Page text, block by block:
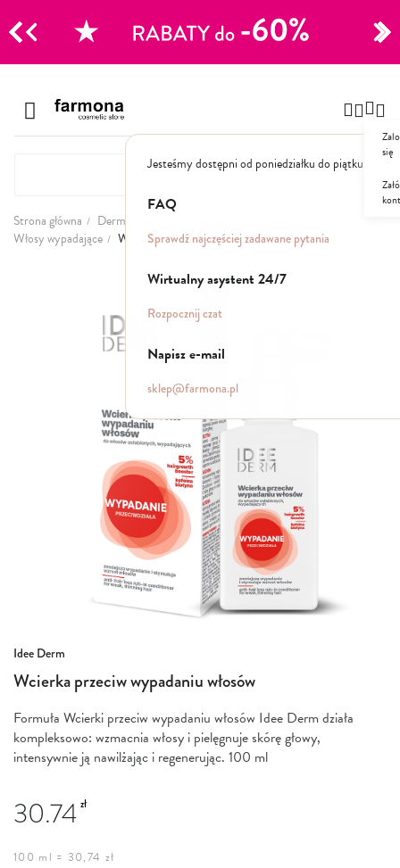
treści
Jesteśmy dostępni od poniedziałku do piątku:
FAQ
Sprawdź najczęściej zadawane pytania
Wirtualny asystent 24/7
Rozpocznij czat
Napisz e-mail
sklep@farmona.pl
się
Szampony
Dla mężczyzn
Włosy suche i łamliwe
Włosy wypadające
Włosy przetłuszczające się
Włosy farbowane
Włosy pozbawione objętości
Włosy kręcone
Strona główna Dermokosmetyki
Włosy wypadające
Wcierka przeciw wypadaniu włosów
Idee Derm
Wcierka przeciw wypadaniu włosów
Formuła Wcierki przeciw wypadaniu włosów Idee Derm działa
kompleksowo: wzmacnia włosy i pielęgnuje skórę głowy,
intensywnie ją nawilżając i regenerując. 100 ml
30.74 zł
100 ml = 30,74 zł
Przejdź
na
początek